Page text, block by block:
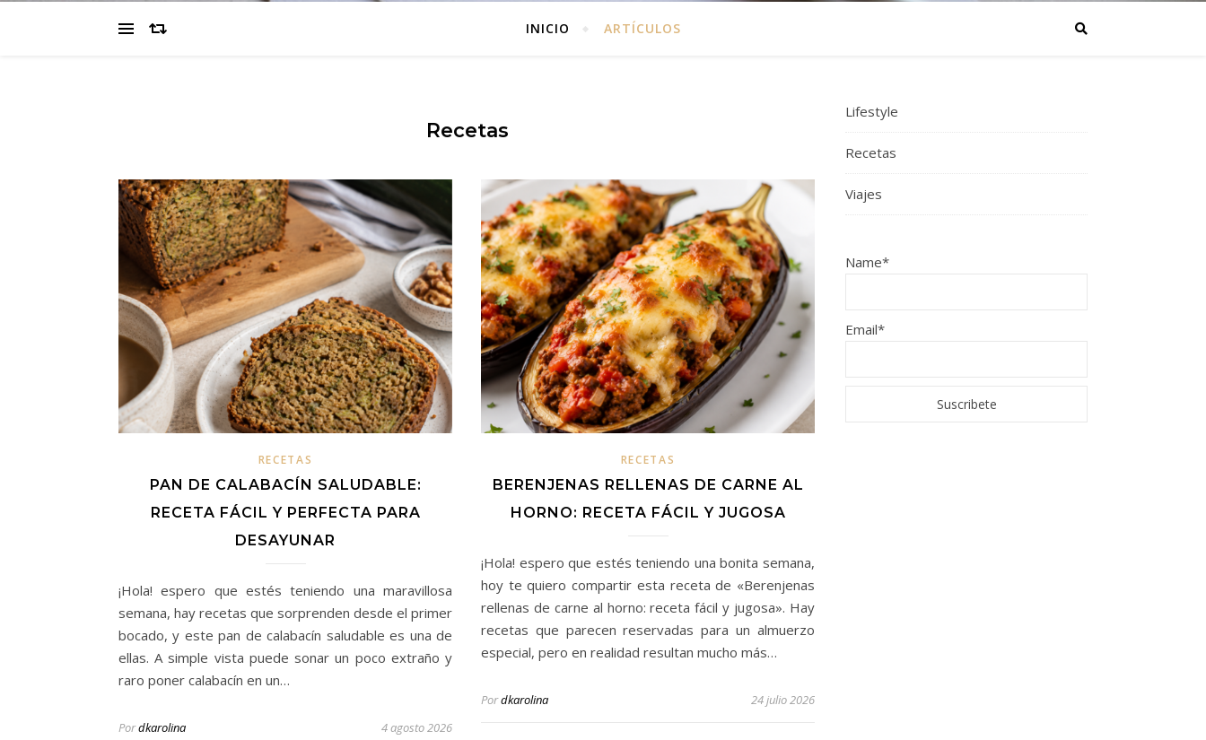
INICIO ARTÍCULOS
Recetas
RECETAS
PAN DE CALABACÍN SALUDABLE:
RECETA FÁCIL Y PERFECTA PARA
DESAYUNAR
¡Hola! espero que estés teniendo una maravillosa
semana, hay recetas que sorprenden desde el primer
bocado, y este pan de calabacín saludable es una de
ellas. A simple vista puede sonar un poco extraño y
raro poner calabacín en un…
Pordkarolina 4 agosto 2026
RECETAS
BERENJENAS RELLENAS DE CARNE AL
HORNO: RECETA FÁCIL Y JUGOSA
¡Hola! espero que estés teniendo una bonita semana,
hoy te quiero compartir esta receta de «Berenjenas
rellenas de carne al horno: receta fácil y jugosa». Hay
recetas que parecen reservadas para un almuerzo
especial, pero en realidad resultan mucho más…
Pordkarolina 24 julio 2026
Lifestyle
Recetas
Viajes
Name*
Email*